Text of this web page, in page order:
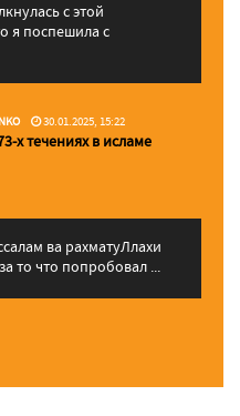
с этой
я поспешила с
30.01.2025, 15:22
х течениях в исламе
то что попробовал ...